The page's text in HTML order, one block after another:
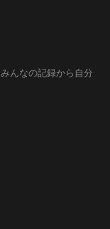
みんなの記録から自分